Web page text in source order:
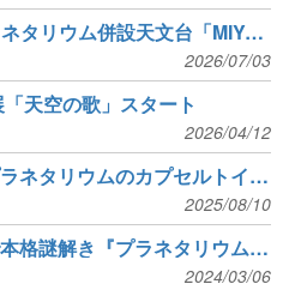
宮古島にLEDプラネタリウム併設天文台「MIYAKO GALAXY-DOME」オープン
2026/07/03
天空の歌」スタート
2026/04/12
コニカミノルタプラネタリウムのカプセルトイが登場
2025/08/10
プラネタリウムで本格謎解き『プラネタリウムに眠るまぼろしの箱』
2024/03/06